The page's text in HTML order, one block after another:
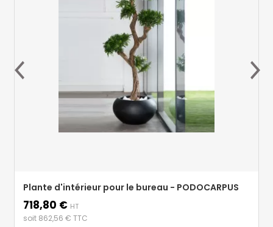
Plante d'intérieur pour le bureau - PODOCARPUS
Prix
718,80 € HT
soit 862,56 € TTC